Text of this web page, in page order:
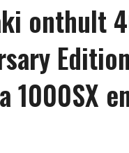
onthult
1000SX